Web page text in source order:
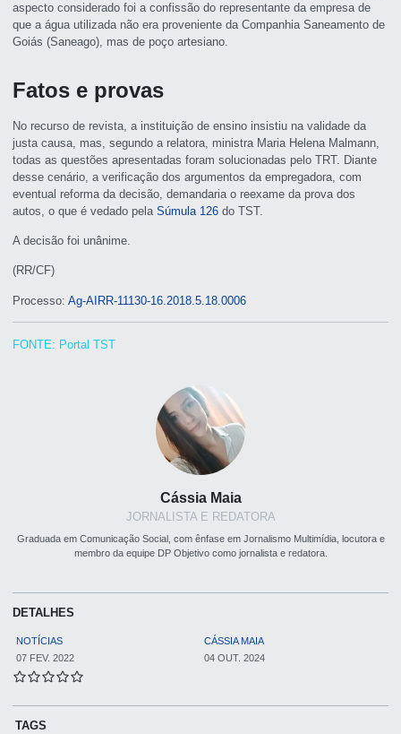
Cássia Maia
JORNALISTA E REDATORA
Graduada em Comunicação Social, com ênfase em Jornalismo Multimídia, locutora e
membro da equipe DP Objetivo como jornalista e redatora.
DETALHES
NOTÍCIAS
CÁSSIA MAIA
07 FEV. 2022
04 OUT. 2024
TAGS
aspecto considerado foi a confissão do representante da empresa de
que a água utilizada não era proveniente da Companhia Saneamento de
Goiás (Saneago), mas de poço artesiano.
Fatos e provas
No recurso de revista, a instituição de ensino insistiu na validade da
justa causa, mas, segundo a relatora, ministra Maria Helena Malmann,
todas as questões apresentadas foram solucionadas pelo TRT. Diante
desse cenário, a verificação dos argumentos da empregadora, com
eventual reforma da decisão, demandaria o reexame da prova dos
autos, o que é vedado pelaSúmula 126 do TST.
A decisão foi unânime.
(RR/CF)
Processo:Ag-AIRR-11130-16.2018.5.18.0006
FONTE: Portal TST